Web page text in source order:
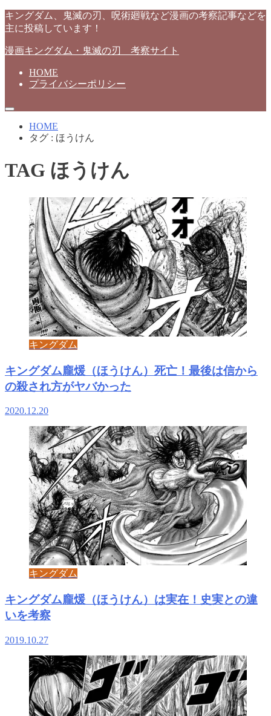
キングダム、鬼滅の刃、呪術廻戦など漫画の考察記事などを
主に投稿しています！
漫画キングダム・鬼滅の刃 考察サイト
HOME
プライバシーポリシー
HOME
タグ : ほうけん
TAG ほうけん
キングダム
キングダム龐煖（ほうけん）死亡！最後は信から
の殺され方がヤバかった
2020.12.20
キングダム
キングダム龐煖（ほうけん）は実在！史実との違
いを考察
2019.10.27